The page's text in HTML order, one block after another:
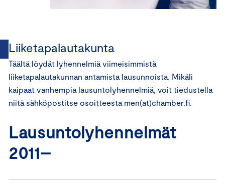
Liiketapalautakunta
Täältä löydät lyhennelmiä viimeisimmistä
liiketapalautakunnan antamista lausunnoista. Mikäli
kaipaat vanhempia lausuntolyhennelmiä, voit tiedustella
niitä sähköpostitse osoitteesta men(at)chamber.fi.
Lausuntolyhennelmät
2011–